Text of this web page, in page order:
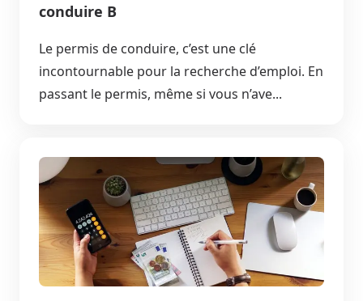
conduire B
Le permis de conduire, c’est une clé
incontournable pour la recherche d’emploi. En
passant le permis, même si vous n’ave...